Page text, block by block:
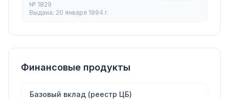
№ 1829
Выдана: 20 января 1994 г.
Финансовые продукты
Базовый вклад (реестр ЦБ)